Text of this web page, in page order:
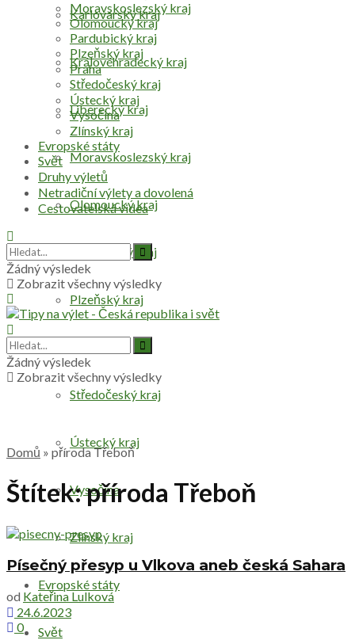
Karlovarský kraj
Královéhradecký kraj
Liberecký kraj
Moravskoslezský kraj
Olomoucký kraj
Pardubický kraj
Plzeňský kraj
Středočeský kraj
Ústecký kraj
Vysočina
Zlínský kraj
Evropské státy
Svět
Moravskoslezský kraj
Olomoucký kraj
Pardubický kraj
Plzeňský kraj
Praha
Středočeský kraj
Ústecký kraj
Vysočina
Zlínský kraj
Evropské státy
Svět
Druhy výletů
Netradiční výlety a dovolená
Cestovatelská videa
Žádný výsledek
Zobrazit všechny výsledky
Žádný výsledek
Zobrazit všechny výsledky
Domů » příroda Třeboň
Štítek:příroda Třeboň
Písečný přesyp u Vlkova aneb česká Sahara
od Kateřina Lulková
24.6.2023
0